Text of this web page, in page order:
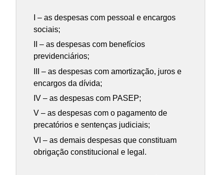
I – as despesas com pessoal e encargos
sociais;
II – as despesas com benefícios
previdenciários;
III – as despesas com amortização, juros e
encargos da dívida;
IV – as despesas com PASEP;
V – as despesas com o pagamento de
precatórios e sentenças judiciais;
VI – as demais despesas que constituam
obrigação constitucional e legal.